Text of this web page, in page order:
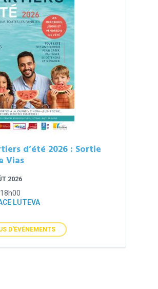
d’été 2026 : Sortie
Vias
2026
LUTEVA
D'ÉVÉNEMENTS